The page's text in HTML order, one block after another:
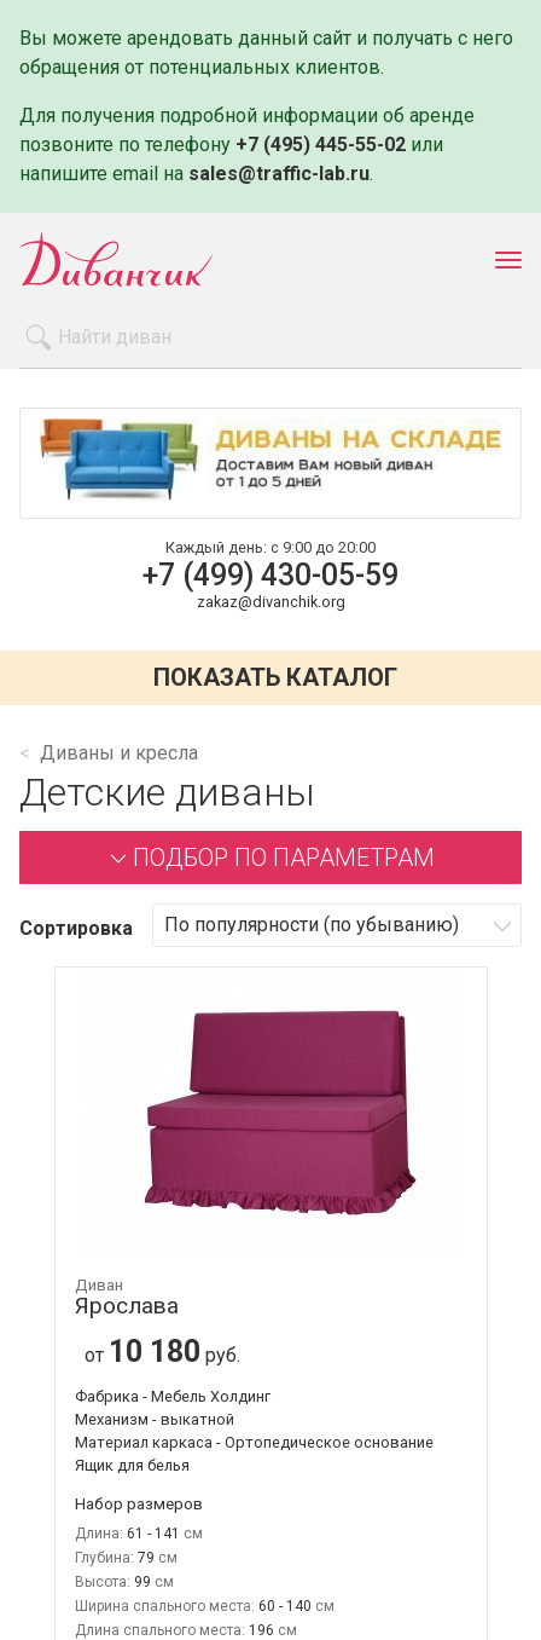
Вы можете арендовать данный сайт и получать с него
обращения от потенциальных клиентов.
Для получения подробной информации об аренде
позвоните по телефону +7 (495) 445-55-02 или
напишите email на sales@traffic-lab.ru.
Оплата и доставка
Контакты
Каждый день: с 9:00 до 20:00
+7 (499) 430-05-59
zakaz@divanchik.org
ПОКАЗАТЬ КАТАЛОГ
Диваны и кресла
Детские диваны
ПОДБОР ПО ПАРАМЕТРАМ
Сортировка
Диван
Ярослава
от 10 180 руб.
Фабрика - Мебель Холдинг
Механизм - выкатной
Материал каркаса - Ортопедическое основание
Ящик для белья
Набор размеров
Длина: 61 - 141
Глубина: 79
Высота: 99
Ширина спального места: 60 - 140
Длина спального места: 196